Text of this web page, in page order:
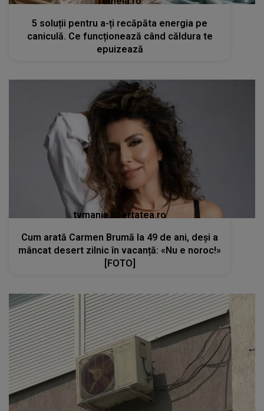
5 soluții pentru a-ți recăpăta energia pe
caniculă. Ce funcționează când căldura te
epuizează
tvmania.libertatea.ro
Cum arată Carmen Brumă la 49 de ani, deși a
mâncat desert zilnic în vacanță: «Nu e noroc!»
[FOTO]